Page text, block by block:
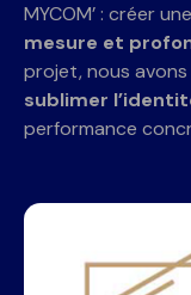
MYCOM’ : créer une
mesure et
projet, nous
sublimer
performance